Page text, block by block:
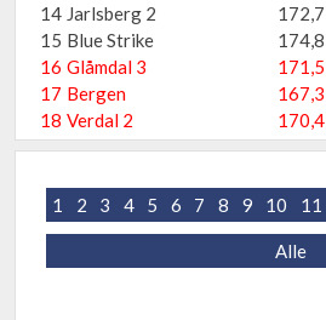
14 Jarlsberg 2 172,7
15 Blue Strike 174,8
16 Glåmdal 3 171,5
17 Bergen 167,3
18 Verdal 2 170,4
1 2 3 4 5 6 7 8 9 10 11
Alle